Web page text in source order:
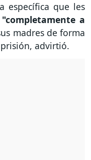
específica que les
a
madres de forma
advirtió.